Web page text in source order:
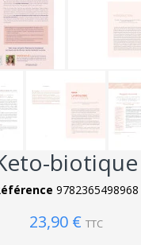
biotique
9782365498968
23,90 € TTC